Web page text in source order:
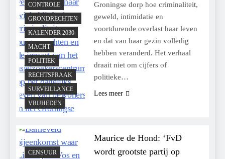
CONTROLE
GRONDRECHTEN
KALENDER 2030
MACHT
POLITIEK
RECHTSPRAAK
SURVEILLANCE
VRIJHEDEN
Groningse dorp hoe criminaliteit,
geweld, intimidatie en
voortdurende overlast haar leven
en dat van haar gezin volledig
hebben veranderd. Het verhaal
draait niet om cijfers of
politieke…
Lees meer
CENSUUR
Maurice de Hond: ‘FvD
wordt grootste partij op